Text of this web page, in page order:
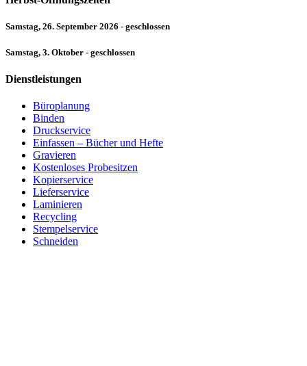
Samstag, 26. September 2026 - geschlossen
Samstag, 3. Oktober - geschlossen
Dienstleistungen
Büroplanung
Binden
Druckservice
Einfassen – Bücher und Hefte
Gravieren
Kostenloses Probesitzen
Kopierservice
Lieferservice
Laminieren
Recycling
Stempelservice
Schneiden